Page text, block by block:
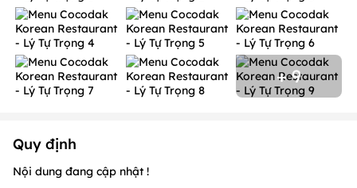
+ 9
Quy định
Nội dung đang cập nhật !